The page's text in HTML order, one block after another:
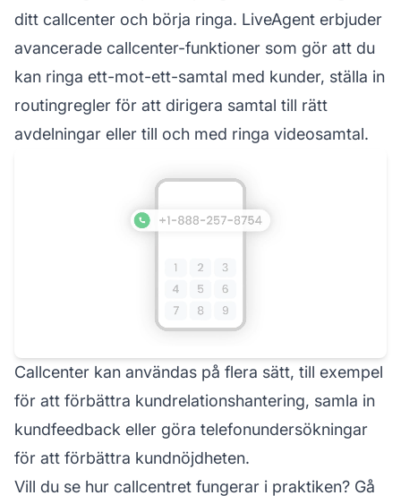
ditt callcenter och börja ringa. LiveAgent erbjuder
avancerade callcenter-funktioner som gör att du
kan ringa ett-mot-ett-samtal med kunder, ställa in
routingregler för att dirigera samtal till rätt
avdelningar eller till och med ringa videosamtal.
Callcenter kan användas på flera sätt, till exempel
för att förbättra kundrelationshantering, samla in
kundfeedback eller göra telefonundersökningar
för att förbättra kundnöjdheten.
Vill du se hur callcentret fungerar i praktiken? Gå